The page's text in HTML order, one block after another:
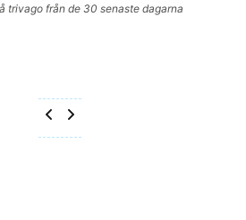
trivago från de 30 senaste dagarna